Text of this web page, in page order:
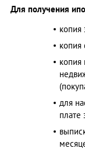
Для получения
копия
копия
копия
для
плате